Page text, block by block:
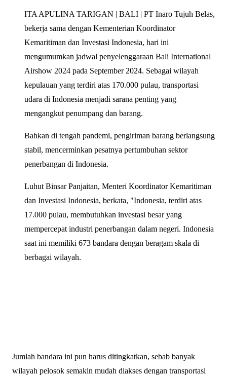
ITA APULINA TARIGAN | BALI | PT Inaro Tujuh Belas,
bekerja sama dengan Kementerian Koordinator
Kemaritiman dan Investasi Indonesia, hari ini
mengumumkan jadwal penyelenggaraan Bali International
Airshow 2024 pada September 2024. Sebagai wilayah
kepulauan yang terdiri atas 170.000 pulau, transportasi
udara di Indonesia menjadi sarana penting yang
mengangkut penumpang dan barang.
Bahkan di tengah pandemi, pengiriman barang berlangsung
stabil, mencerminkan pesatnya pertumbuhan sektor
penerbangan di Indonesia.
Luhut Binsar Panjaitan, Menteri Koordinator Kemaritiman
dan Investasi Indonesia, berkata, "Indonesia, terdiri atas
17.000 pulau, membutuhkan investasi besar yang
mempercepat industri penerbangan dalam negeri. Indonesia
saat ini memiliki 673 bandara dengan beragam skala di
berbagai wilayah.
Jumlah bandara ini pun harus ditingkatkan, sebab banyak
wilayah pelosok semakin mudah diakses dengan transportasi